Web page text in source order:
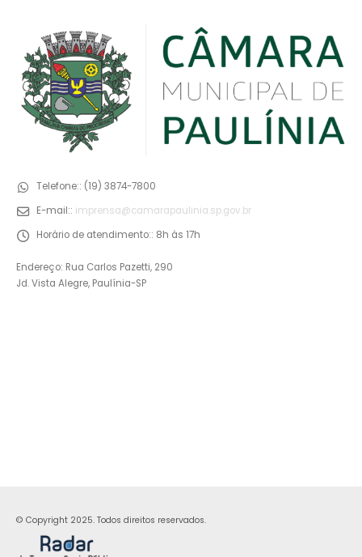
Telefone:: (19) 3874-7800
E-mail:: imprensa@camarapaulinia.sp.gov.br
Horário de atendimento:: 8h às 17h
Endereço: Rua Carlos Pazetti, 290
Jd. Vista Alegre, Paulínia-SP
© Copyright 2025. Todos direitos reservados.